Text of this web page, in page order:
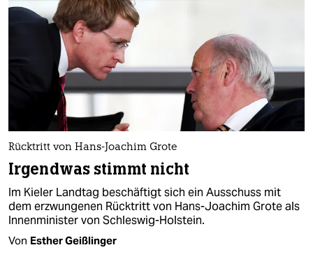
Rücktritt von Hans-Joachim Grote
Irgendwas stimmt nicht
Im Kieler Landtag beschäftigt sich ein Ausschuss mit
dem erzwungenen Rücktritt von Hans-Joachim Grote als
Innenminister von Schleswig-Holstein.
Von Esther Geißlinger